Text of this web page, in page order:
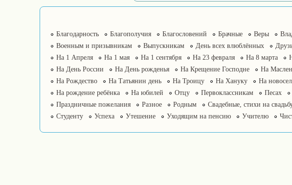
Благодарность Благополучия Благословений Брачные Веры
Военным и призывникам
Выпускникам День всех влюблённых
На 1 Апреля
На 1 мая На 1 сентября На 23 февраля На 8 марта
На День России
На День рожденья На Крещение Господне На
На Рождество
На Татьянин день На Троицу На Хануку На
На рождение ребёнка
На юбилей Отцу Первоклассникам Песах
Праздничные пожелания
Разное Родным Свадебные, стихи на
Студенту
Успеха Утешение Уходящим на пенсию Учителю